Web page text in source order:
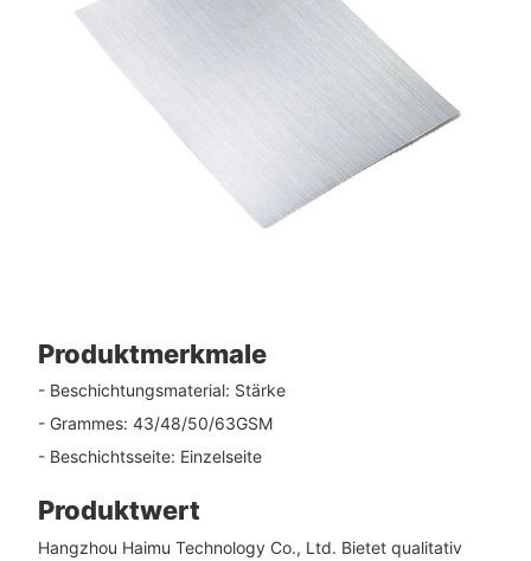
Produktmerkmale
- Beschichtungsmaterial: Stärke
- Grammes: 43/48/50/63GSM
- Beschichtsseite: Einzelseite
Produktwert
Hangzhou Haimu Technology Co., Ltd. Bietet qualitativ